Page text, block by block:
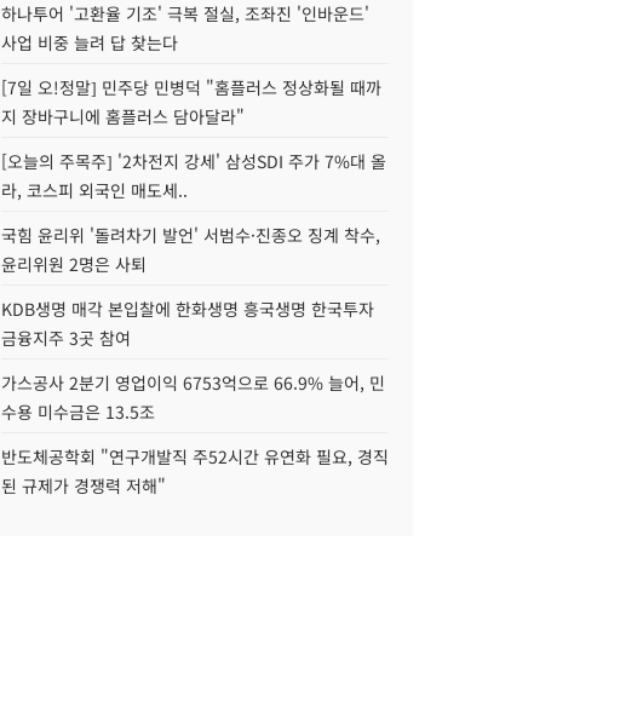
하나투어 '고환율 기조' 극복 절실, 조좌진 '인바운드'
사업 비중 늘려 답 찾는다
[7일 오!정말] 민주당 민병덕 "홈플러스 정상화될 때까
지 장바구니에 홈플러스 담아달라"
[오늘의 주목주] '2차전지 강세' 삼성SDI 주가 7%대 올
라, 코스피 외국인 매도세..
국힘 윤리위 '돌려차기 발언' 서범수·진종오 징계 착수,
윤리위원 2명은 사퇴
KDB생명 매각 본입찰에 한화생명 흥국생명 한국투자
금융지주 3곳 참여
가스공사 2분기 영업이익 6753억으로 66.9% 늘어, 민
수용 미수금은 13.5조
반도체공학회 "연구개발직 주52시간 유연화 필요, 경직
된 규제가 경쟁력 저해"